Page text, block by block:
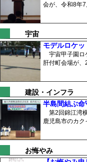
会が、令和8年
宇宙
モデルロケ
宇宙甲子園ロ
肝付町会場が
建設・インフラ
半島間結ぶ
第2回錦江湾
鹿児島市のカ
お悔やみ